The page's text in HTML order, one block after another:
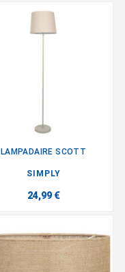
LAMPADAIRE SCOTT
SIMPLY
24,99 €